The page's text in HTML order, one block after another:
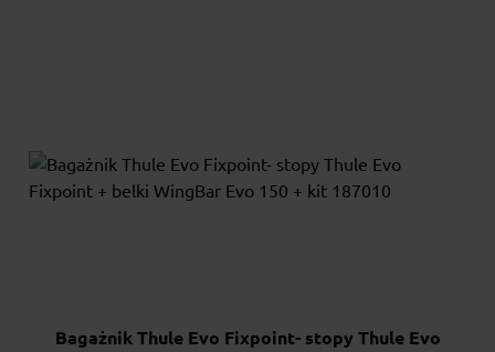
Bagażnik Thule Evo Fixpoint- stopy Thule Evo